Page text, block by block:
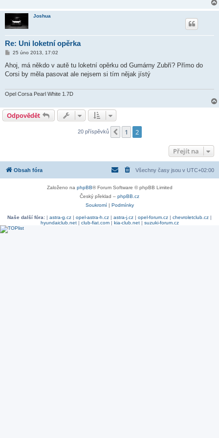
Joshua
Re: Uni loketní opěrka
P
í
p
e
25 úno 2013, 17:02
Ahoj, má někdo v autě tu loketní opěrku od Gumárny Zubří? Přímo do
Corsi by měla pasovat ale nejsem si tím nějak jístý
Opel Corsa Pearl White 1.7D
Odpovědět
20 příspěvků Předchozí
1 2
Přejít na
Obsah fóra Všechny časy jsou v UTC+02:00
Založeno na phpBB® Forum Software © phpBB Limited
Český překlad – phpBB.cz
Soukromí| Podmínky
Naše další fóra: | astra-g.cz | opel-astra-h.cz | astra-j.cz | opel-forum.cz | chevroletclub.cz |
hyundaiclub.net| club-fiat.com| kia-club.net| suzuki-forum.cz